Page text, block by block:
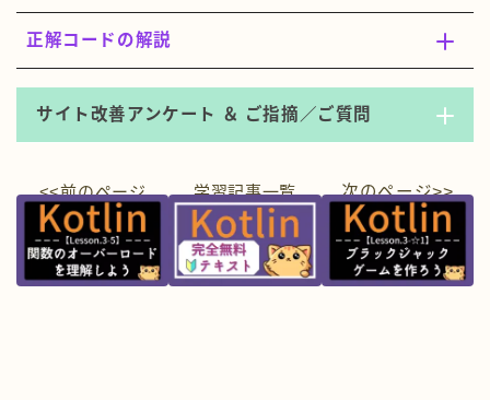
正解コードの解説
サイト改善アンケート ＆ ご指摘／ご質問
<<前のページ 学習記事一覧 次のページ>>